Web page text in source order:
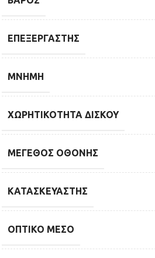
ΕΠΕΞΕΡΓΑΣΤΉΣ
ΜΝΉΜΗ
ΧΩΡΗΤΙΚΌΤΗΤΑ ΔΊΣΚΟΥ
ΜΈΓΕΘΟΣ ΟΘΌΝΗΣ
ΚΑΤΑΣΚΕΥΑΣΤΉΣ
ΟΠΤΙΚΌ ΜΈΣΟ